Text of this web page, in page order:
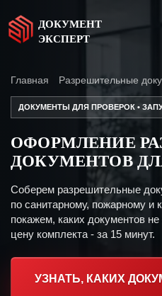
ДОКУМЕНТ
ЭКСПЕРТ
Главная Разрешительные
ДОКУМЕНТЫ ДЛЯ ПРОВЕРОК •
ОФОРМЛЕНИЕ
ДОКУМЕНТОВ
Соберем разрешительные
по санитарному, пожарному и
покажем, каких документов
цену комплекта - за 15 минут.
УЗНАТЬ, КАКИХ